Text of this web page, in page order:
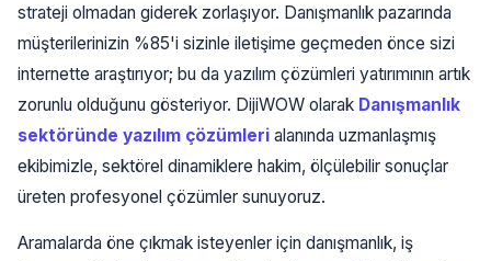
strateji olmadan giderek zorlaşıyor. Danışmanlık pazarında
müşterilerinizin %85'i sizinle iletişime geçmeden önce sizi
internette araştırıyor; bu da yazılım çözümleri yatırımının artık
zorunlu olduğunu gösteriyor. DijiWOW olarak Danışmanlık
sektöründe yazılım çözümleri alanında uzmanlaşmış
ekibimizle, sektörel dinamiklere hakim, ölçülebilir sonuçlar
üreten profesyonel çözümler sunuyoruz.
Aramalarda öne çıkmak isteyenler için danışmanlık, iş